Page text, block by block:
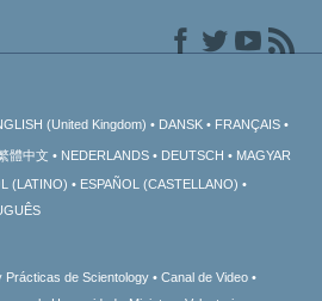
(United Kingdom) DANSK FRANÇAIS
體中文 NEDERLANDS DEUTSCH
MAGYAR
(LATINO)
ESPAÑOL (CASTELLANO)
Prácticas de Scientology
Canal de Video